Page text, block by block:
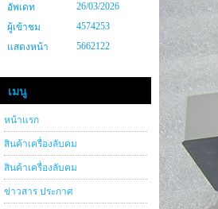
อัพเดท
26/03/2026
ผู้เข้าชม
4574253
แสดงหน้า
5662122
เมนู
หน้าแรก
สินค้าเครื่องลับคม
สินค้าเครื่องลับคม
ข่าวสาร ประกาศ